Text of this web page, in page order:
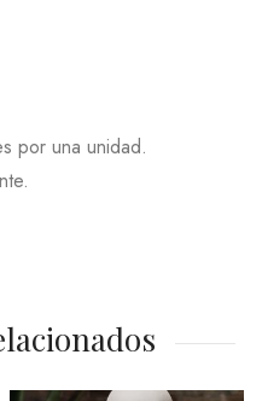
por una unidad.